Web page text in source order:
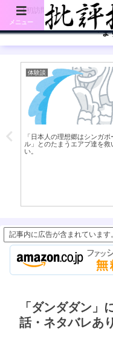
【初訪問の方は、下記の「
「ま
体験談
「日本人の理想郷はシンガポ
ル」とのたまうエアプ達を救
い。
記事内に広告が含まれています。
「ダンダダン」
話・ネタバレあり
メニュー